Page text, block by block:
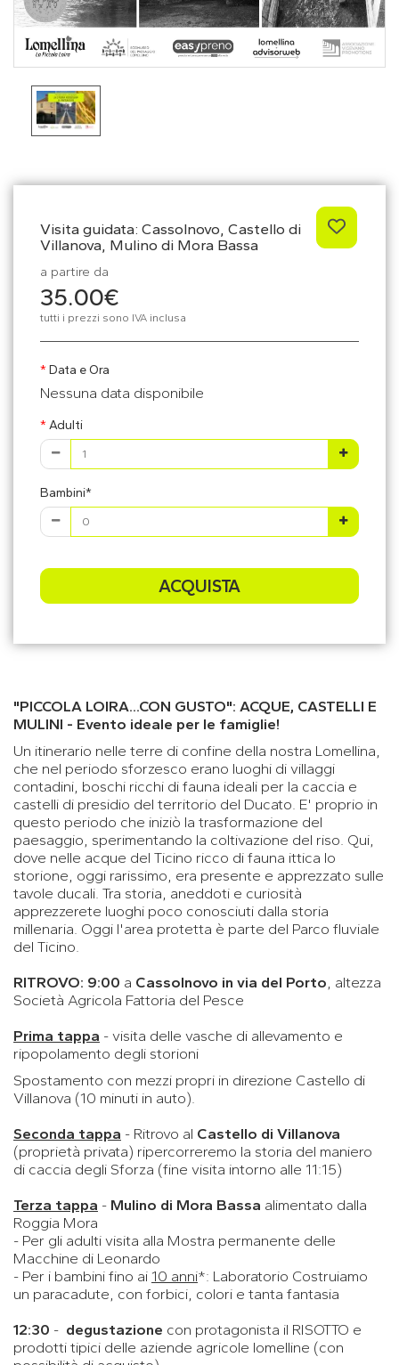
Visita guidata: Cassolnovo, Castello di
Villanova, Mulino di Mora Bassa
a partire da
35.00€
tutti i prezzi sono IVA inclusa
Data e Ora
Nessuna data disponibile
Adulti
Bambini*
ACQUISTA
"PICCOLA LOIRA...CON GUSTO": ACQUE, CASTELLI E
MULINI - Evento ideale per le famiglie!
Un itinerario nelle terre di confine della nostra Lomellina,
che nel periodo sforzesco erano luoghi di villaggi
contadini, boschi ricchi di fauna ideali per la caccia e
castelli di presidio del territorio del Ducato. E' proprio in
questo periodo che iniziò la trasformazione del
paesaggio, sperimentando la coltivazione del riso. Qui,
dove nelle acque del Ticino ricco di fauna ittica lo
storione, oggi rarissimo, era presente e apprezzato sulle
tavole ducali. Tra storia, aneddoti e curiosità
apprezzerete luoghi poco conosciuti dalla storia
millenaria. Oggi l'area protetta è parte del Parco fluviale
del Ticino.
RITROVO: 9:00 a Cassolnovo in via del Porto , altezza
Società Agricola Fattoria del Pesce
Prima tappa - visita delle vasche di allevamento e
ripopolamento degli storioni
Spostamento con mezzi propri in direzione Castello di
Villanova (10 minuti in auto).
Seconda tappa - Ritrovo al Castello di Villanova
(proprietà privata) ripercorreremo la storia del maniero
di caccia degli Sforza (fine visita intorno alle 11:15)
Terza tappa - Mulino di Mora Bassa alimentato dalla
Roggia Mora
- Per gli adulti visita alla Mostra permanente delle
Macchine di Leonardo
- Per i bambini fino ai 10 anni*: Laboratorio Costruiamo
un paracadute, con forbici, colori e tanta fantasia
12:30 - degustazione con protagonista il RISOTTO e
prodotti tipici delle aziende agricole lomelline (con